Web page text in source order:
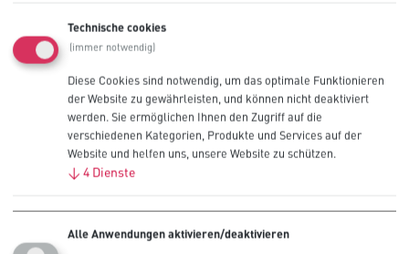
Nie neue und gebrauchte Batterien vermischen
Nie verschiedene Systeme, Marken und Typen
gleichzeitig verwenden
Polarität (+/-) beachten
Nicht verschlucken
Technische cookies
(immer notwendig)
Diese Cookies sind notwendig, um das optimale Funktionieren
der Website zu gewährleisten, und können nicht deaktiviert
werden. Sie ermöglichen Ihnen den Zugriff auf die
verschiedenen Kategorien, Produkte und Services auf der
Website und helfen uns, unsere Website zu schützen.
↓ 4 Dienste
Alle Anwendungen aktivieren/deaktivieren